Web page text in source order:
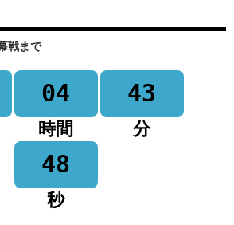
戦まで
04
時間
43
分
48
秒